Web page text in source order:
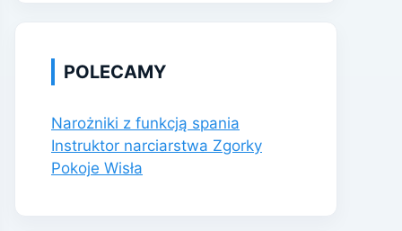
POLECAMY
Narożniki z funkcją spania
Instruktor narciarstwa Zgorky
Pokoje Wisła